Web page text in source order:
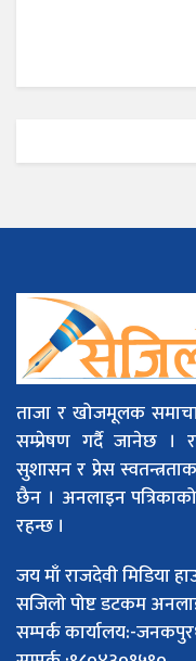
ताजा र खोजमूलक
सम्प्रेषण गर्दै जानेछ ।
सुशासन र प्रेस
छैन । अनलाइन
रहन्छ ।
जय माँ राजदेवी मिडिया
सजिलो पोष्ट डटकम
सम्पर्क कार्यालय:-